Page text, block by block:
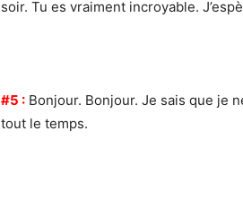
soir. Tu es vraiment incroyable.
#5 : Bonjour. Bonjour. Je sais que je
tout le temps.